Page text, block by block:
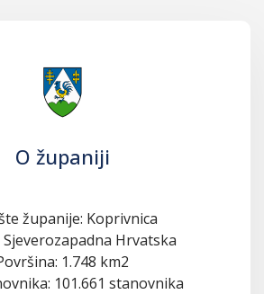
O županiji
županije: Koprivnica
Sjeverozapadna Hrvatska
1.748 km2
101.661 stanovnika